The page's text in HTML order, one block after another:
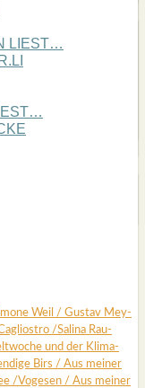
LIEST…
Weil / Gus­tav Mey­
/Sali­na Rau­
und der Kli­ma­
Birs / Aus mei­ner
/Voge­sen / Aus mei­ner